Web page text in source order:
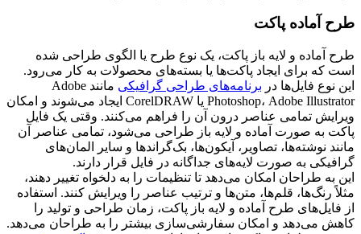
طرح آماده پاکت
طرح آماده و لایه باز پاکت، یک نوع طرح یا الگوی طراحی شده
است که برای ایجاد پاکت‌ها یا بسته‌های محصولات به کار می‌رود.
این نوع فایل‌ها در برنامه‌های طراحی گرافیکی
مانند Adobe
Photoshop، Adobe Illustrator یا CorelDRAW ایجاد می‌شوند و امکان
ویرایش تمامی عناصر درون آن را فراهم می‌کنند. وقتی یک فایل
پاکت به صورت آماده و لایه باز طراحی می‌شود، تمامی عناصر آن
مانند نوشته‌ها، تصاویر، آیکون‌ها، بک‌گراندها و سایر المان‌های
گرافیکی به صورت لایه‌های جداگانه در فایل قرار دارند.
این به طراحان امکان می‌دهد تا تنظیمات را به دلخواه تغییر دهند،
مثلاً رنگ‌ها، قلم‌ها، متن‌ها و ترتیب عناصر را ویرایش کنند. استفاده
از فایل‌های طرح آماده و لایه باز پاکت، زمان طراحی و تولید را
کاهش می‌دهد و امکان سفارشی‌سازی بیشتر را به طراحان می‌دهد.